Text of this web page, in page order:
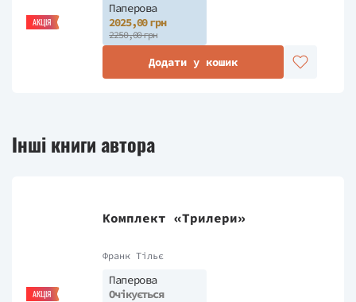
АКЦІЯ
Паперова
2025,00 грн
2250,00 грн
Додати у кошик
Інші книги автора
АКЦІЯ
Комплект «Трилери»
Франк Тільє
Паперова
Очікується